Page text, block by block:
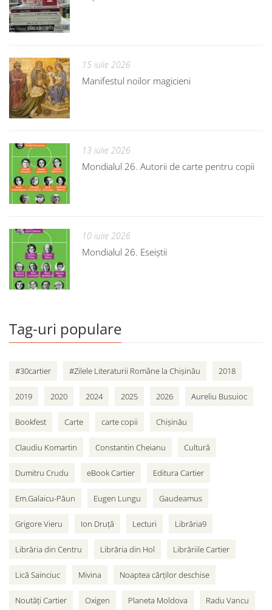
15 iulie 2026
Manifestul noilor magicieni
13 iulie 2026
Mondialul 26. Autorii de carte pentru copii
10 iulie 2026
Mondialul 26. Eseiștii
Tag-uri populare
#30cartier #Zilele Literaturii Române la Chișinău 2018
2019 2020 2024 2025 2026 Aureliu Busuioc
Bookfest Carte carte copii Chișinău
Claudiu Komartin Constantin Cheianu Cultură
Dumitru Crudu eBook Cartier Editura Cartier
Em.Galaicu-Păun Eugen Lungu Gaudeamus
Grigore Vieru Ion Druță Lecturi Librăria9
Librăria din Centru Librăria din Hol Librăriile Cartier
Lică Sainciuc Mivina Noaptea cărților deschise
Noutăți Cartier Oxigen Planeta Moldova Radu Vancu